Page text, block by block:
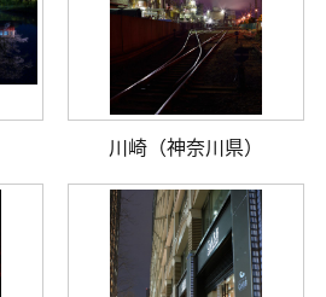
川崎（神奈川県）